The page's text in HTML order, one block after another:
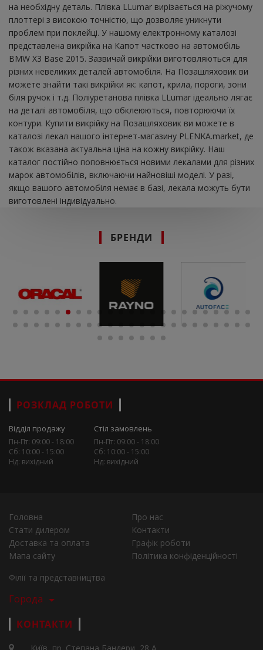
на необхідну деталь. Плівка LLumar вирізається на ріжучому
плоттері з високою точністю, що дозволяє уникнути
проблем при поклейці. У нашому електронному каталозі
представлена ​​викрійка на Капот частково на автомобіль
BMW X3 Base 2015. Зазвичай викрійки виготовляються для
різних невеликих деталей автомобіля. На Позашляховик ви
можете знайти такі викрійки як: капот, крила, пороги, зони
біля ручок і т.д. Поліуретанова плівка LLumar ідеально лягає
на деталі автомобіля, що обклеюються, повторюючи їх
контури. Купити викрійку на Позашляховик ви можете в
каталозі лекал нашого інтернет-магазину PLENKA.market, де
також вказана актуальна ціна на кожну викрійку. Наш
каталог постійно поповнюється новими лекалами для різних
марок автомобілів, включаючи найновіші моделі. У разі,
якщо вашого автомобіля немає в базі, лекала можуть бути
виготовлені індивідуально.
БРЕНДИ
РОЗКЛАД РОБОТИ
Відділ продажу
Пн-Пт: 09:00 - 18:00
Сб: 10:00 - 15:00
Нд: вихідний
Стіл замовлень
Пн-Пт: 09:00 - 18:00
Сб: 10:00 - 15:00
Нд: вихідний
Головна
Про нас
Стати дилером
Контакти
Доставка та оплата
Графік роботи
Мапа сайту
Політика конфіденційності
Філії та представництва
Города
КОНТАКТИ